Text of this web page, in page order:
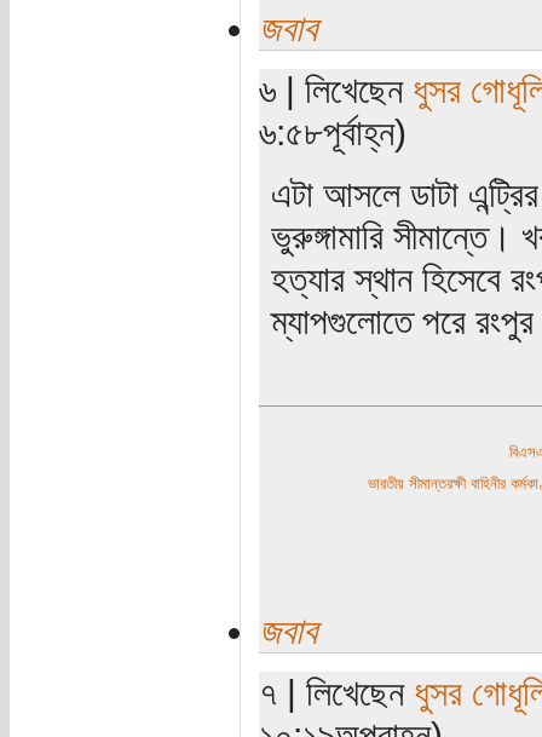
জবাব
৬ | লিখেছেন ধুসর
৬:৫৮পূর্বাহ্ন)
এটা আসলে ডাটা
ভুরুঙ্গামারি
হত্যার স্থান হিসেবে
ম্যাপগুলোতে পরে
ভারতীয় সীমান্তরক্ষী বাহিনীর
জবাব
৭ | লিখেছেন ধুসর